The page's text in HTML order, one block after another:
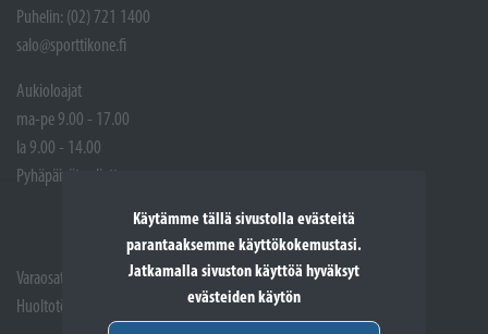
Käytämme tällä sivustolla evästeitä
parantaaksemme käyttökokemustasi.
Jatkamalla sivuston käyttöä hyväksyt
evästeiden käytön
Puhelin: (02) 721 1400
salo@sporttikone.fi
Aukioloajat
ma-pe 9.00 - 17.00
la 9.00 - 14.00
Pyhäpäivät suljettuna
Varaosat: (02) 721 1407
Huoltotöiden vastaanotto: 02 7211405